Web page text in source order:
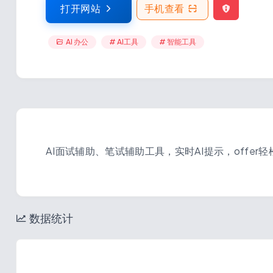
打开网站 手机查看
AI 办公 # AI工具 # 智能工具
AI面试辅助、笔试辅助工具，实时AI提示，offer轻
数据统计